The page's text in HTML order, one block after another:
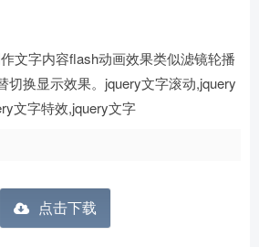
文字内容flash动画效果类似滤镜轮播
切换显示效果。jquery文字滚动,jquery
文字特效,jquery文字
点击下载